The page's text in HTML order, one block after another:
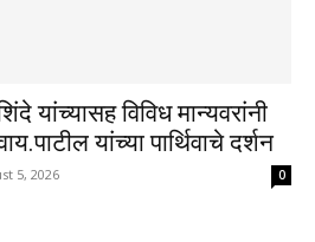
यांच्यासह विविध मान्यवरांनी
यांच्या पार्थिवाचे दर्शन
5, 2026 0